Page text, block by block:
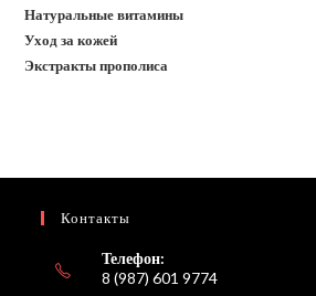
Натуральные витамины
Уход за кожей
Экстракты прополиса
Контакты
Телефон:
8 (987) 601 9774